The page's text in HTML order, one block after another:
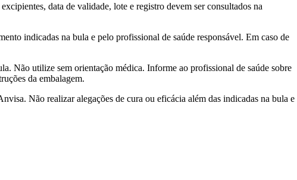
data de validade, lote e registro devem ser consultados na
indicadas na bula e pelo profissional de saúde responsável. Em caso de
Não utilize sem orientação médica. Informe ao profissional de saúde sobre
da embalagem.
Não realizar alegações de cura ou eficácia além das indicadas na bula e